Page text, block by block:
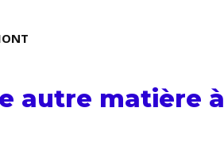
autre matière à